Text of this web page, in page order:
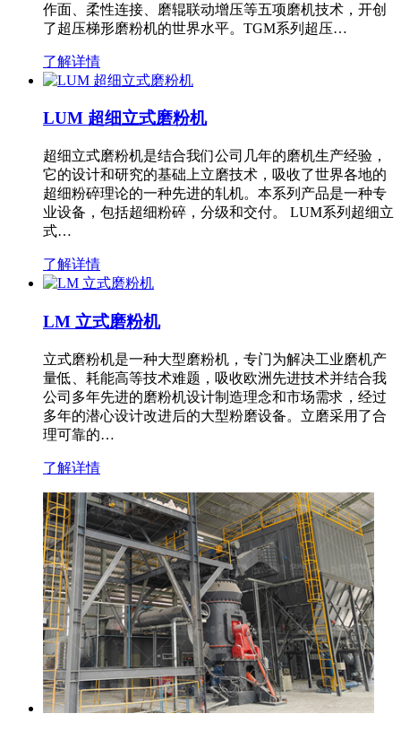
作面、柔性连接、磨辊联动增压等五项磨机技术，开创
了超压梯形磨粉机的世界水平。TGM系列超压…
了解详情
LUM 超细立式磨粉机
超细立式磨粉机是结合我们公司几年的磨机生产经验，
它的设计和研究的基础上立磨技术，吸收了世界各地的
超细粉碎理论的一种先进的轧机。本系列产品是一种专
业设备，包括超细粉碎，分级和交付。 LUM系列超细立
式…
了解详情
LM 立式磨粉机
立式磨粉机是一种大型磨粉机，专门为解决工业磨机产
量低、耗能高等技术难题，吸收欧洲先进技术并结合我
公司多年先进的磨粉机设计制造理念和市场需求，经过
多年的潜心设计改进后的大型粉磨设备。立磨采用了合
理可靠的…
了解详情